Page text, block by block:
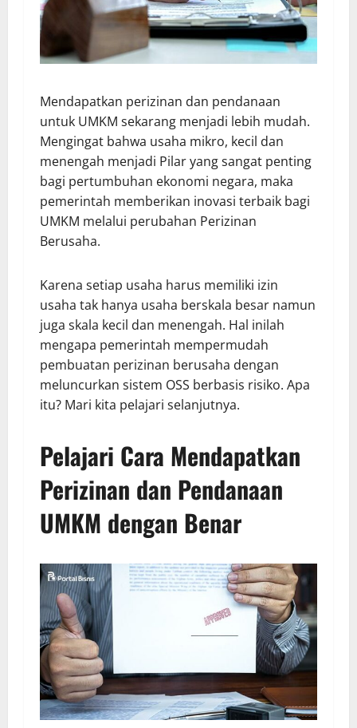
Mendapatkan perizinan dan pendanaan
untuk UMKM sekarang menjadi lebih mudah.
Mengingat bahwa usaha mikro, kecil dan
menengah menjadi Pilar yang sangat penting
bagi pertumbuhan ekonomi negara, maka
pemerintah memberikan inovasi terbaik bagi
UMKM melalui perubahan Perizinan
Berusaha.
Karena setiap usaha harus memiliki izin
usaha tak hanya usaha berskala besar namun
juga skala kecil dan menengah. Hal inilah
mengapa pemerintah mempermudah
pembuatan perizinan berusaha dengan
meluncurkan sistem OSS berbasis risiko. Apa
itu? Mari kita pelajari selanjutnya.
Pelajari Cara Mendapatkan
Perizinan dan Pendanaan
UMKM dengan Benar